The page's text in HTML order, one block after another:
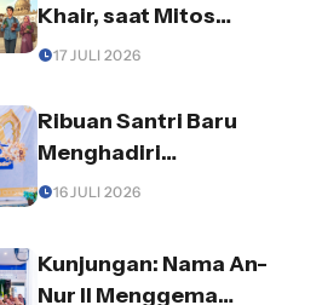
Khair, saat Mitos
Kesialan
Berkah Beasiswa ke
Mesir
17 JULI 2026
Ribuan Santri Baru
Menghadiri
Penutupan Tailma di
Murtadlo”
16 JULI 2026
Kunjungan: Nama An-
Nur II Menggema